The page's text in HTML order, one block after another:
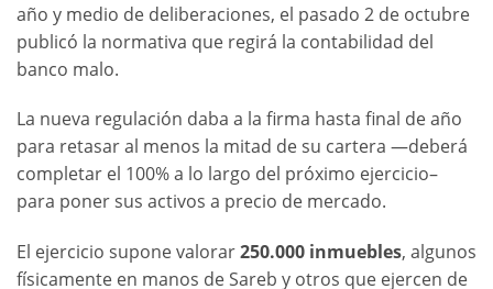
año y medio de deliberaciones, el pasado 2 de octubre
publicó la normativa que regirá la contabilidad del
banco malo.
La nueva regulación daba a la firma hasta final de año
para retasar al menos la mitad de su cartera —deberá
completar el 100% a lo largo del próximo ejercicio–
para poner sus activos a precio de mercado.
El ejercicio supone valorar250.000 inmuebles, algunos
físicamente en manos de Sareb y otros que ejercen de